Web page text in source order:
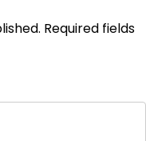
Required fields